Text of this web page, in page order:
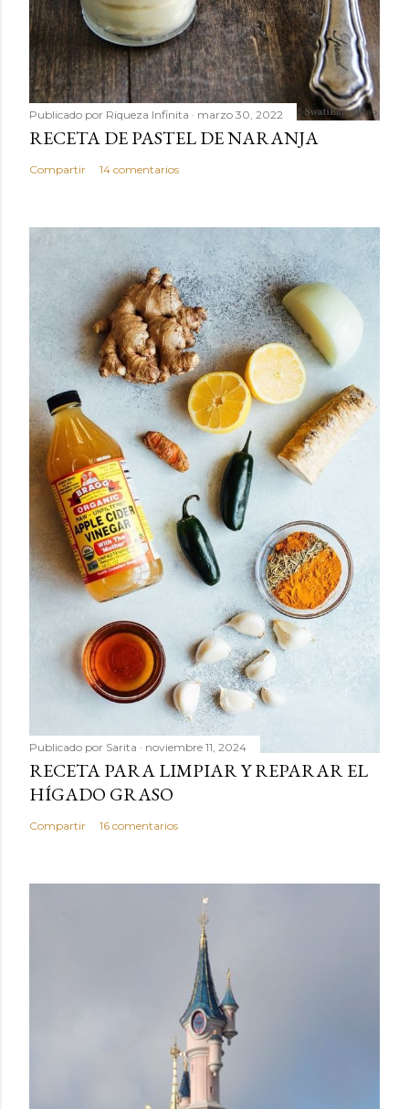
Publicado por Riqueza Infinita marzo 30, 2022
RECETA DE PASTEL DE NARANJA
Compartir 14 comentarios
Publicado por Sarita noviembre 11, 2024
RECETA PARA LIMPIAR Y REPARAR EL
HÍGADO GRASO
Compartir 16 comentarios